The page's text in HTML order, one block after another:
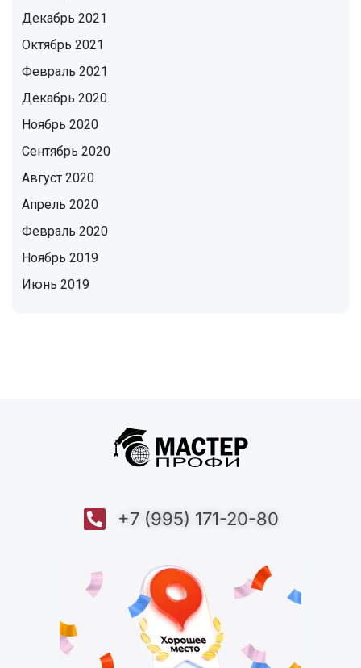
Декабрь 2021
Октябрь 2021
Февраль 2021
Декабрь 2020
Ноябрь 2020
Сентябрь 2020
Август 2020
Апрель 2020
Февраль 2020
Ноябрь 2019
Июнь 2019
+7 (995) 171-20-80